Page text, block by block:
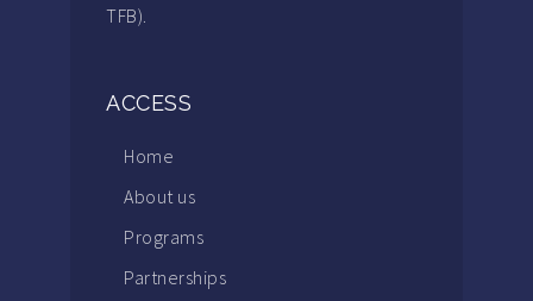
TFB).
ACCESS
Home
About us
Programs
Partnerships